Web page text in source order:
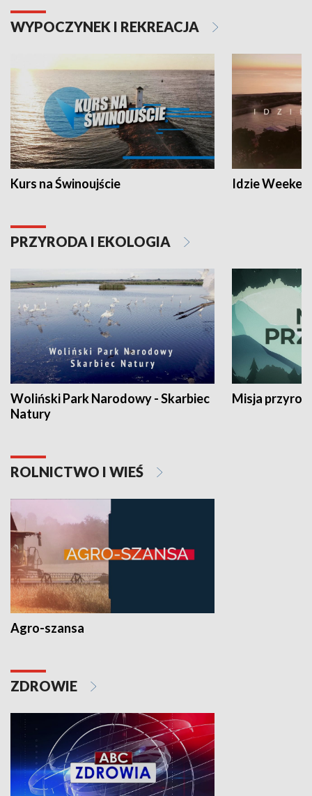
WYPOCZYNEK I REKREACJA
Kurs na Świnoujście Idzie
PRZYRODA I EKOLOGIA
Woliński Park Narodowy - Skarbiec
Natury
Misja
ROLNICTWO I WIEŚ
Agro-szansa
ZDROWIE